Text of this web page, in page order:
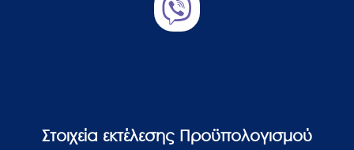
Στοιχεία εκτέλεσης Προϋπολογισμού